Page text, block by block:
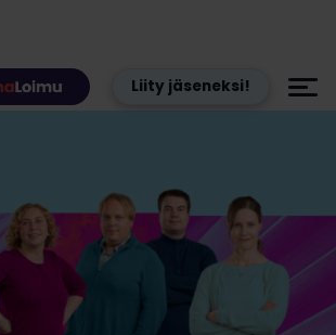
Liity jäseneksi!